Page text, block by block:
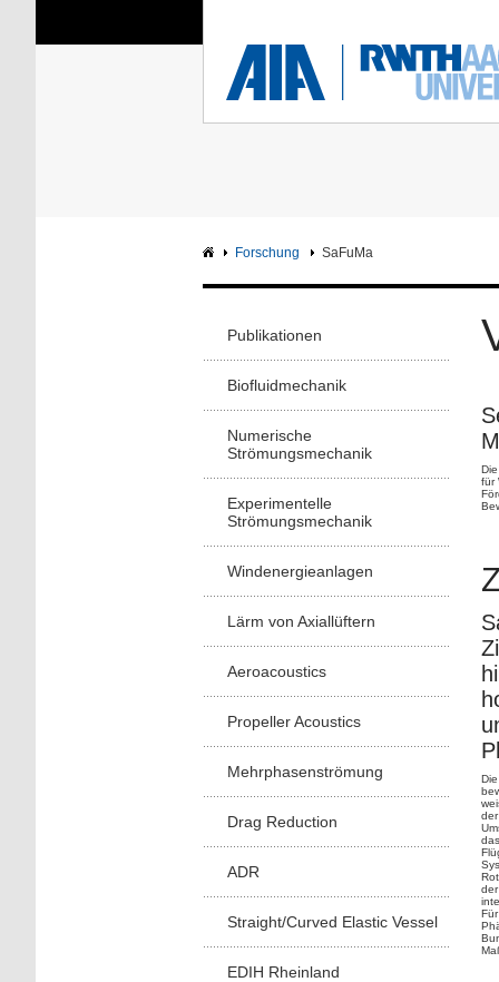
Sie sind hier: Aerodynamisches
RWTH
Forschung SaFuMa
Publikationen
Biofluidmechanik
Numerische
Strömungsmechanik
Experimentelle
Strömungsmechanik
Windenergieanlagen
Lärm von Axiallüftern
Aeroacoustics
Propeller Acoustics
Mehrphasenströmung
Drag Reduction
ADR
Straight/Curved Elastic Vessel
EDIH Rheinland
für